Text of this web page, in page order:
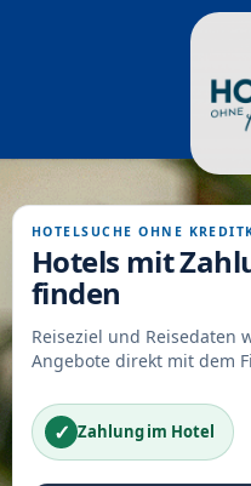
HOTELSUCHE OHNE
Hotels mit
finden
Reiseziel und Reisedaten
Angebote direkt mit dem
✓ Zahlung im Hotel